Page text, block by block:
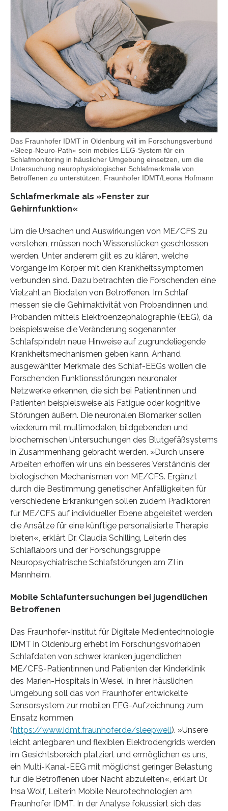
Das Fraunhofer IDMT in Oldenburg will im Forschungsverbund
»Sleep-Neuro-Path« sein mobiles EEG-System für ein
Schlafmonitoring in häuslicher Umgebung einsetzen, um die
Untersuchung neurophysiologischer Schlafmerkmale von
Betroffenen zu unterstützen. Fraunhofer IDMT/Leona Hofmann
Schlafmerkmale als »Fenster zur
Gehirnfunktion«
Um die Ursachen und Auswirkungen von ME/CFS zu
verstehen, müssen noch Wissenslücken geschlossen
werden. Unter anderem gilt es zu klären, welche
Vorgänge im Körper mit den Krankheitssymptomen
verbunden sind. Dazu betrachten die Forschenden eine
Vielzahl an Biodaten von Betroffenen. Im Schlaf
messen sie die Gehirnaktivität von Probandinnen und
Probanden mittels Elektroenzephalographie (EEG), da
beispielsweise die Veränderung sogenannter
Schlafspindeln neue Hinweise auf zugrundeliegende
Krankheitsmechanismen geben kann. Anhand
ausgewählter Merkmale des Schlaf-EEGs wollen die
Forschenden Funktionsstörungen neuronaler
Netzwerke erkennen, die sich bei Patientinnen und
Patienten beispielsweise als Fatigue oder kognitive
Störungen äußern. Die neuronalen Biomarker sollen
wiederum mit multimodalen, bildgebenden und
biochemischen Untersuchungen des Blutgefäßsystems
in Zusammenhang gebracht werden. »Durch unsere
Arbeiten erhoffen wir uns ein besseres Verständnis der
biologischen Mechanismen von ME/CFS. Ergänzt
durch die Bestimmung genetischer Anfälligkeiten für
verschiedene Erkrankungen sollen zudem Prädiktoren
für ME/CFS auf individueller Ebene abgeleitet werden,
die Ansätze für eine künftige personalisierte Therapie
bieten«, erklärt Dr. Claudia Schilling, Leiterin des
Schlaflabors und der Forschungsgruppe
Neuropsychiatrische Schlafstörungen am ZI in
Mannheim.
Mobile Schlafuntersuchungen bei jugendlichen
Betroffenen
Das Fraunhofer-Institut für Digitale Medientechnologie
IDMT in Oldenburg erhebt im Forschungsvorhaben
Schlafdaten von schwer kranken jugendlichen
ME/CFS-Patientinnen und Patienten der Kinderklinik
des Marien-Hospitals in Wesel. In ihrer häuslichen
Umgebung soll das von Fraunhofer entwickelte
Sensorsystem zur mobilen EEG-Aufzeichnung zum
Einsatz kommen
(https://www.idmt.fraunhofer.de/sleepwell). »Unsere
leicht anlegbaren und flexiblen Elektrodengrids werden
im Gesichtsbereich platziert und ermöglichen es uns,
ein Multi-Kanal-EEG mit möglichst geringer Belastung
für die Betroffenen über Nacht abzuleiten«, erklärt Dr.
Insa Wolf, Leiterin Mobile Neurotechnologien am
Fraunhofer IDMT. In der Analyse fokussiert sich das